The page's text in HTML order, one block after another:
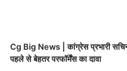
Cg Big News | कांग्रेस प्रभारी
पहले से बेहतर परफॉर्मेंस का दावा